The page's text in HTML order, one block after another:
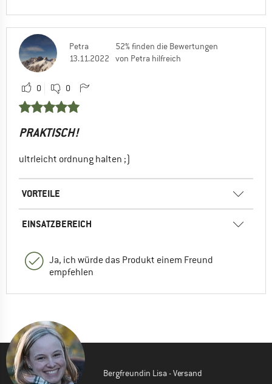
Petra
13.11.2022
52% finden die Bewertungen
von Petra hilfreich
0 0
PRAKTISCH!
ultrleicht ordnung halten ;)
VORTEILE
EINSATZBEREICH
Ja, ich würde das Produkt einem Freund
empfehlen
Bergfreundin Lisa - Versand